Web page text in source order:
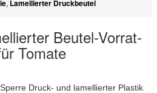
, Lamellierter Druckbeutel
Beutel-Vorrat-
Tomate
Druck- und lamellierter Plastik